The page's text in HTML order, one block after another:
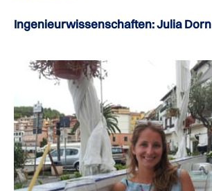
Ingenieurwissenschaften: Julia Dorn